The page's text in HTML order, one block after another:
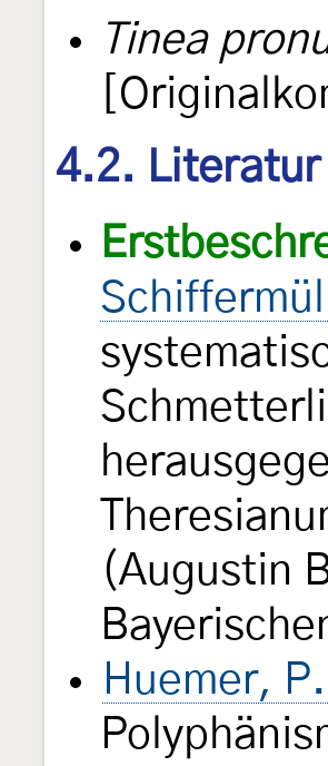
Tinea
4.2. Literatur
(Augustin
Huemer,